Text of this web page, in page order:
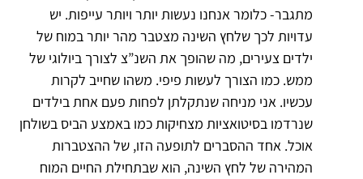
מתגבר- כלומר אנחנו נעשות יותר ויותר עייפות. יש
עדויות לכך שלחץ השינה מצטבר מהר יותר במוח של
ילדים צעירים, מה שהופך את השנ”צ לצורך ביולוגי של
ממש. כמו הצורך לעשות פיפי. משהו שחייב לקרות
עכשיו. אני מניחה שנתקלתן לפחות פעם אחת בילדים
שנרדמו בסיטואציות מצחיקות כמו באמצע הביס בשולחן
אוכל. אחד ההסברים לתופעה הזו, של ההצטברות
המהירה של לחץ השינה, הוא שבתחילת החיים המוח